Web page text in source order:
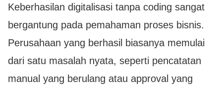
Keberhasilan digitalisasi tanpa coding sangat
bergantung pada pemahaman proses bisnis.
Perusahaan yang berhasil biasanya memulai
dari satu masalah nyata, seperti pencatatan
manual yang berulang atau approval yang